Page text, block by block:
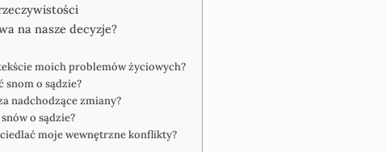
na nasze decyzje?
moich problemów życiowych?
snom o sądzie?
nadchodzące zmiany?
o sądzie?
moje wewnętrzne konflikty?